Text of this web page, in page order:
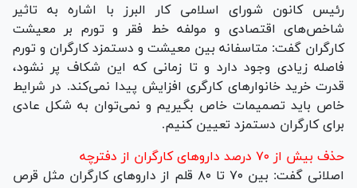
رئیس کانون شورای اسلامی کار البرز با اشاره به تاثیر
شاخص‌های اقتصادی و مولفه خط فقر و تورم بر معیشت
کارگران گفت: متاسفانه بین معیشت و دستمزد کارگران و تورم
فاصله زیادی وجود دارد و تا زمانی که این شکاف پر نشود،
قدرت خرید خانوار‌های کارگری افزایش پیدا نمی‌کند. در شرایط
خاص باید تصمیمات خاص بگیریم و نمی‌توان به شکل عادی
برای کارگران دستمزد تعیین کنیم.
حذف بیش از ۷۰ درصد دارو‌های کارگران از دفترچه
اصلانی گفت: بین ۷۰ تا ۸۰ قلم از دارو‌های کارگران مثل قرص